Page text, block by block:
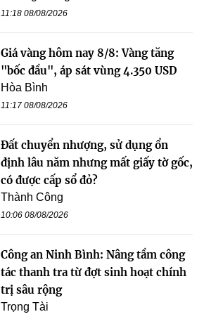
11:18 08/08/2026
Giá vàng hôm nay 8/8: Vàng tăng
"bốc đầu", áp sát vùng 4.350 USD
Hòa Bình
11:17 08/08/2026
Đất chuyển nhượng, sử dụng ổn
định lâu năm nhưng mất giấy tờ gốc,
có được cấp sổ đỏ?
Thành Công
10:06 08/08/2026
Công an Ninh Bình: Nâng tầm công
tác thanh tra từ đợt sinh hoạt chính
trị sâu rộng
Trọng Tài